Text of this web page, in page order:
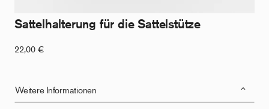
Sattelhalterung für die Sattelstütze
22,00 €
Weitere Informationen